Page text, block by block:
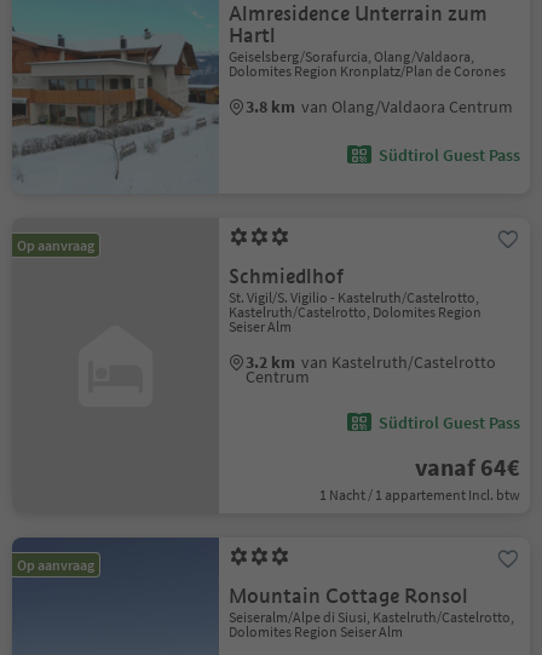
Almresidence Unterrain zum
Hartl
Geiselsberg/Sorafurcia, Olang/Valdaora,
Dolomites Region Kronplatz/Plan de Corones
3.8 km van Olang/Valdaora Centrum
Südtirol Guest Pass
Op aanvraag
Schmiedlhof
St. Vigil/S. Vigilio - Kastelruth/Castelrotto,
Kastelruth/Castelrotto, Dolomites Region
Seiser Alm
3.2 km van Kastelruth/Castelrotto
Centrum
Südtirol Guest Pass
vanaf 64€
1 Nacht / 1 appartement Incl. btw
Op aanvraag
Mountain Cottage Ronsol
Seiseralm/Alpe di Siusi, Kastelruth/Castelrotto,
Dolomites Region Seiser Alm